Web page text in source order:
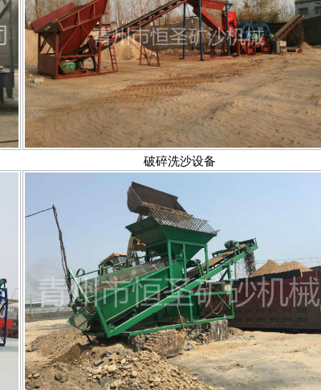
破碎洗沙设备